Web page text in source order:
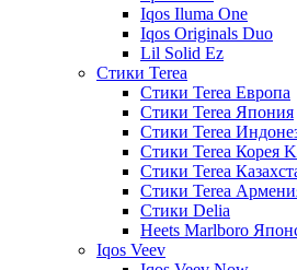
Iqos Iluma One
Iqos Originals Duo
Lil Solid Ez
Стики Terea
Cтики Terea Европа
Стики Terea Япония
Стики Terea
Стики Terea Корея
Стики Terea
Стики Terea
Стики Delia
Heets Marlboro
Iqos Veev